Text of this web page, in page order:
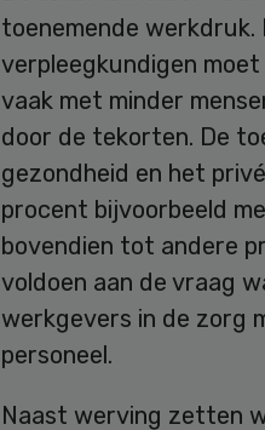
toenemende werkdruk.
verpleegkundigen
vaak met minder
door de tekorten. De
gezondheid en het
procent bijvoorbeeld
bovendien tot andere
voldoen aan de vraag
werkgevers in de zorg
personeel.
Naast werving zetten